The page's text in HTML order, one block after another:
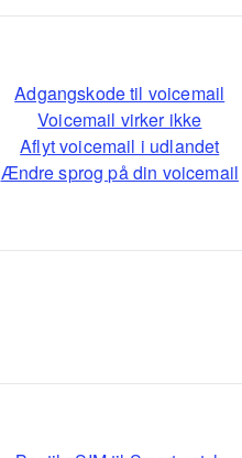
Adgangskode til voicemail
Voicemail virker ikke
Aflyt voicemail i udlandet
Ændre sprog på din voicemail